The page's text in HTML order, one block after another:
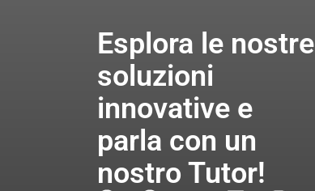
Esplora le nostre
soluzioni
innovative e
parla con un
nostro Tutor!